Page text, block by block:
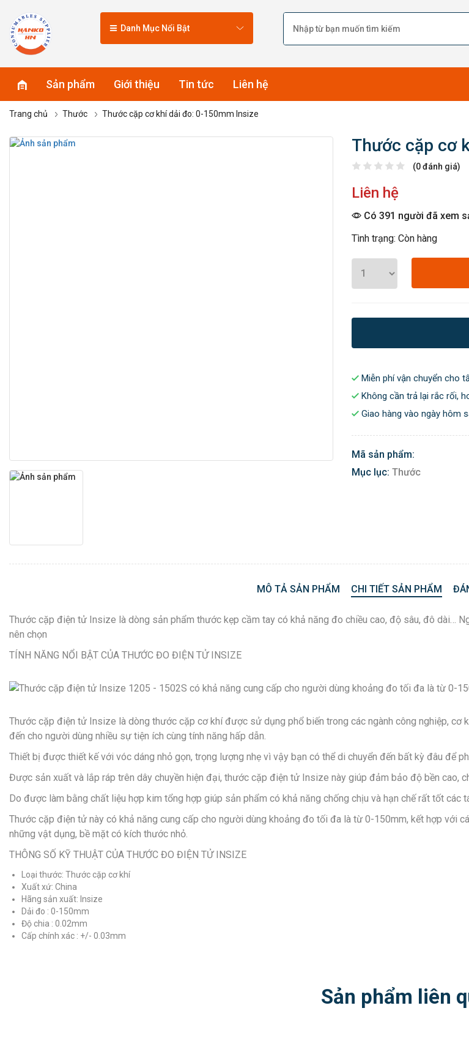
Danh Mục Nổi Bật
Sản phẩm Giới thiệu Tin tức Liên hệ
Trang chủ Thước Thước cặp cơ khí dải đo: 0-150mm Insize
Thước cặp cơ
(0 đánh giá)
Liên hệ
Có 391 người đã xem
Tình trạng: Còn hàng
Miễn phí vận chuyển cho
Không cần trả lại rắc rối,
Giao hàng vào ngày hôm
Mã sản phẩm:
Mục lục: Thước
MÔ TẢ SẢN PHẨM CHI TIẾT SẢN PHẨM
Thước cặp điện tử Insize là dòng sản phẩm thước kẹp cầm tay có khả năng đo chiều cao, độ sâu, đô dài…
nên chọn
TÍNH NĂNG NỔI BẬT CỦA THƯỚC ĐO ĐIỆN TỬ INSIZE
Thước cặp điện tử Insize là dòng thước cặp cơ khí được sử dụng phổ biến trong các ngành công nghiệp, cơ
đến cho người dùng nhiều sự tiện ích cùng tính năng hấp dẫn.
Thiết bị được thiết kế với vóc dáng nhỏ gọn, trọng lượng nhẹ vì vậy bạn có thể di chuyển đến bất kỳ đâu để
Được sản xuất và lắp ráp trên dây chuyền hiện đại, thước cặp điện tử Insize này giúp đảm bảo độ bền cao,
Do được làm bằng chất liệu hợp kim tổng hợp giúp sản phẩm có khả năng chống chịu và hạn chế rất tốt các
Thước cặp điện tử này có khả năng cung cấp cho người dùng khoảng đo tối đa là từ 0-150mm, kết hợp với
những vật dụng, bề mặt có kích thước nhỏ.
THÔNG SỐ KỸ THUẬT CỦA THƯỚC ĐO ĐIỆN TỬ INSIZE
Loại thước: Thước cặp cơ khí
Xuất xứ: China
Hãng sản xuất: Insize
Dải đo : 0-150mm
Độ chia : 0.02mm
Cấp chính xác : +/- 0.03mm
Sản phẩm liên